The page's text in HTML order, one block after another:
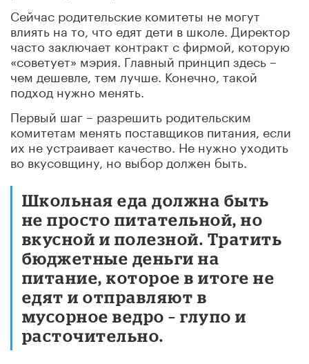
Сейчас родительские комитеты не могут
влиять на то, что едят дети в школе. Директор
часто заключает контракт с фирмой, которую
«советует» мэрия. Главный принцип здесь –
чем дешевле, тем лучше. Конечно, такой
подход нужно менять.
Первый шаг – разрешить родительским
комитетам менять поставщиков питания, если
их не устраивает качество. Не нужно уходить
во вкусовщину, но выбор должен быть.
Школьная еда должна быть
не просто питательной, но
вкусной и полезной. Тратить
бюджетные деньги на
питание, которое в итоге не
едят и отправляют в
мусорное ведро – глупо и
расточительно.